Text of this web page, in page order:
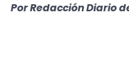
PorRedacción Diario